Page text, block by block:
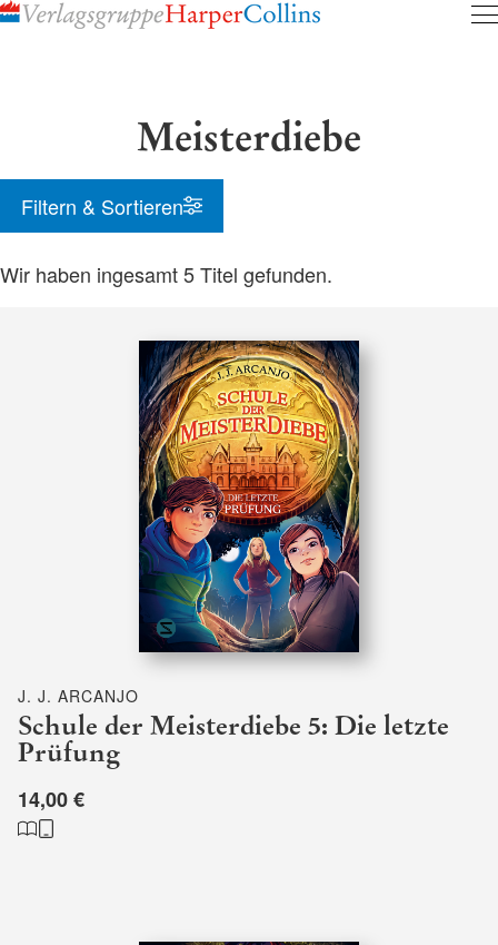
Meisterdiebe
Filtern & Sortieren
Wir haben ingesamt5Titel gefunden.
J. J. ARCANJO
Schule der Meisterdiebe 5: Die letzte
Prüfung
14,00 €